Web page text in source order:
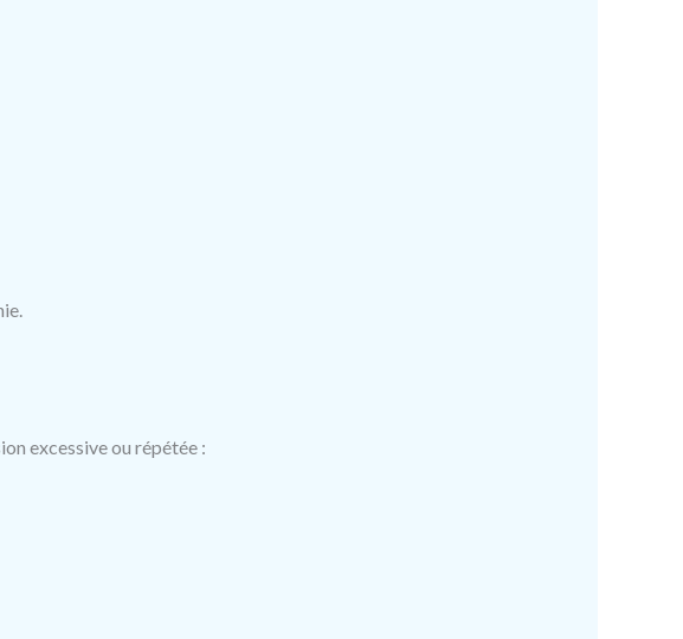
excessive ou répétée :